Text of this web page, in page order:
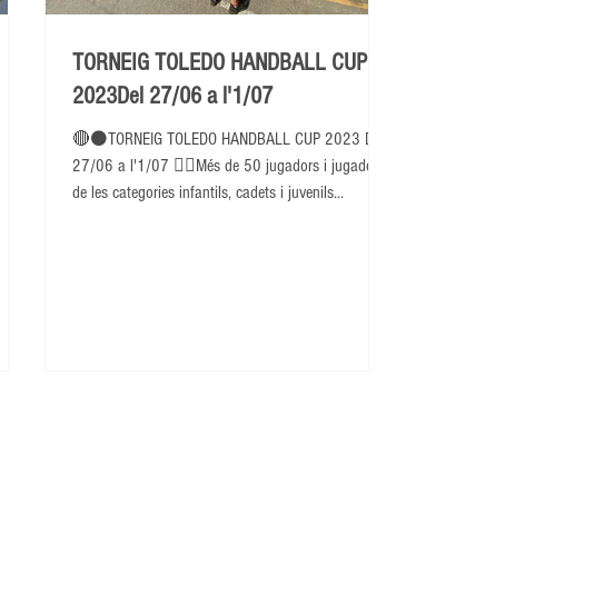
TORNEIG TOLEDO HANDBALL CUP
2023Del 27/06 a l'1/07
🔴⚫TORNEIG TOLEDO HANDBALL CUP 2023 Del
27/06 a l'1/07 👉🏽Més de 50 jugadors i jugadores
de les categories infantils, cadets i juvenils...